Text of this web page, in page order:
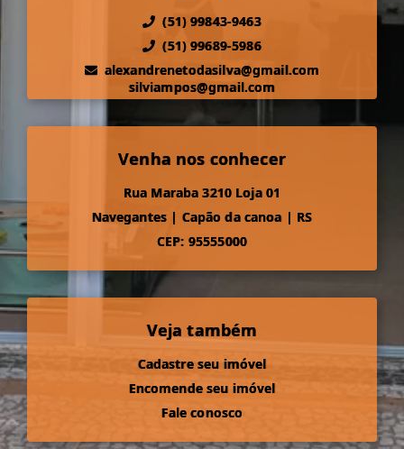
(51) 99843-9463
(51) 99689-5986
alexandrenetodasilva@gmail.com
silviampos@gmail.com
Venha nos conhecer
Rua Maraba 3210 Loja 01
Navegantes | Capão da canoa | RS
CEP: 95555000
Veja também
Cadastre seu imóvel
Encomende seu imóvel
Fale conosco